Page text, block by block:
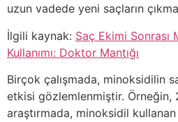
uzun vadede yeni saçların
İlgili kaynak: Saç Ekimi
Kullanımı: Doktor Mantığı
Birçok çalışmada, minoksidilin
etkisi gözlemlenmiştir. Örneğin,
araştırmada, minoksidil kullanan